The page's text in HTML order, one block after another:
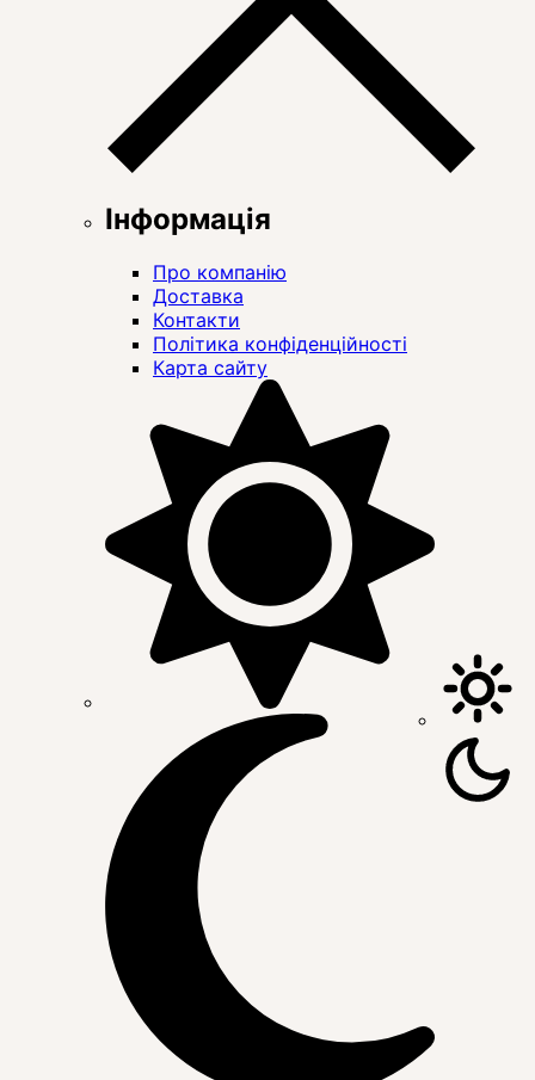
Інформація
Про компанію
Доставка
Контакти
Політика конфіденційності
Карта сайту